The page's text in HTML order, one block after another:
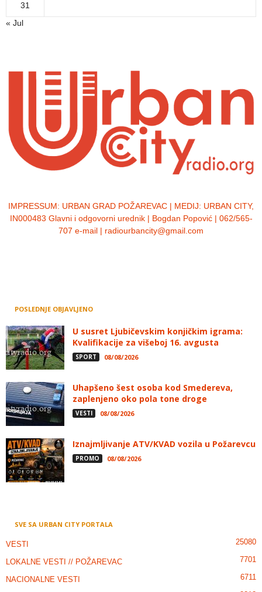
31
« Jul
IMPRESSUM: URBAN GRAD POŽAREVAC | MEDIJ: URBAN CITY,
IN000483 Glavni i odgovorni urednik | Bogdan Popović | 062/565-
707 e-mail | radiourbancity@gmail.com
POSLEDNJE OBJAVLJENO
U susret Ljubičevskim konjičkim igrama:
Kvalifikacije za višeboj 16. avgusta
SPORT 08/08/2026
Uhapšeno šest osoba kod Smedereva,
zaplenjeno oko pola tone droge
VESTI 08/08/2026
Iznajmljivanje ATV/KVAD vozila u Požarevcu
PROMO 08/08/2026
SVE SA URBAN CITY PORTALA
VESTI 25080
LOKALNE VESTI // POŽAREVAC 7701
NACIONALNE VESTI
6711